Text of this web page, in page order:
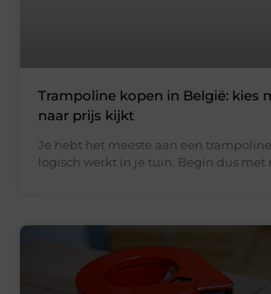
Trampoline kopen in België: kies
naar prijs kijkt
Je hebt het meeste aan een
logisch werkt in je tuin. Begin dus met